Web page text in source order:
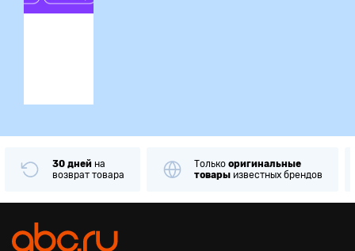
30 дней на
возврат товара
Только оригинальные
товары известных брендов